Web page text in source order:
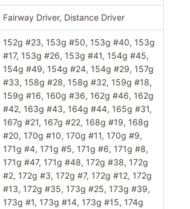
Fairway Driver, Distance Driver
152g #23, 153g #50, 153g #40, 153g
#17, 153g #26, 153g #41, 154g #45,
154g #49, 154g #24, 154g #29, 157g
#33, 158g #28, 158g #32, 159g #18,
159g #16, 160g #36, 162g #46, 162g
#42, 163g #43, 164g #44, 165g #31,
167g #21, 167g #22, 168g #19, 168g
#20, 170g #10, 170g #11, 170g #9,
171g #4, 171g #5, 171g #6, 171g #8,
171g #47, 171g #48, 172g #38, 172g
#2, 172g #3, 172g #7, 172g #12, 172g
#13, 172g #35, 173g #25, 173g #39,
173g #1, 173g #14, 173g #15, 174g